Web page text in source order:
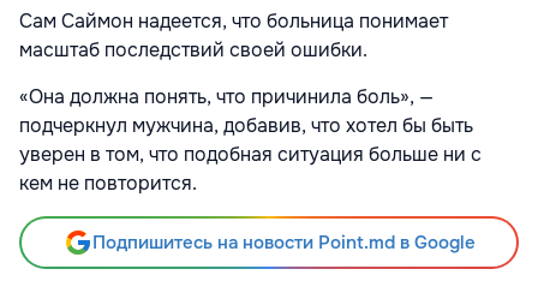
Сам Саймон надеется, что больница понимает
масштаб последствий своей ошибки.
«Она должна понять, что причинила боль», —
подчеркнул мужчина, добавив, что хотел бы быть
уверен в том, что подобная ситуация больше ни с
кем не повторится.
Подпишитесь на новости Point.md в Google